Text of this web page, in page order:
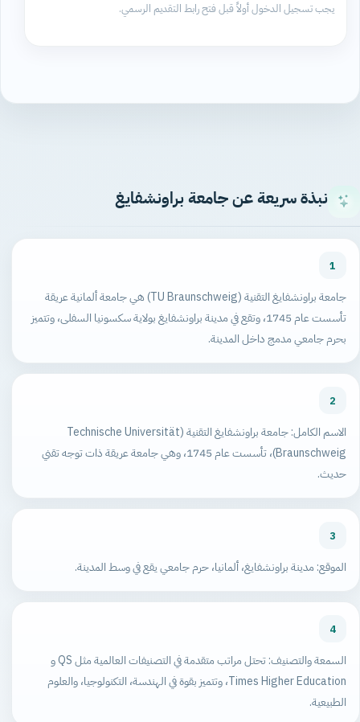
يجب تسجيل الدخول أولاً قبل فتح رابط التقديم الرسمي.
نبذة سريعة عن جامعة براونشفايغ
1
جامعة براونشفايغ التقنية (TU Braunschweig) هي جامعة ألمانية عريقة
تأسست عام 1745، وتقع في مدينة براونشفايغ بولاية سكسونيا السفلى، وتتميز
بحرم جامعي مدمج داخل المدينة.
2
الاسم الكامل: جامعة براونشفايغ التقنية (Technische Universität
Braunschweig)، تأسست عام 1745، وهي جامعة عريقة ذات توجه تقني
حديث.
3
الموقع: مدينة براونشفايغ، ألمانيا، حرم جامعي يقع في وسط المدينة.
4
السمعة والتصنيف: تحتل مراتب متقدمة في التصنيفات العالمية مثل QS و
Times Higher Education، وتتميز بقوة في الهندسة، التكنولوجيا، والعلوم
الطبيعية.